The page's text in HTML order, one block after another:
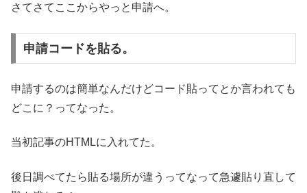
さてさてここからやっと申請へ。
申請コードを貼る。
申請するのは簡単なんだけどコード貼ってとか言われても
どこに？ってなった。
当初記事のHTMLに入れてた。
後日調べてたら貼る場所が違うってなって急遽貼り直して